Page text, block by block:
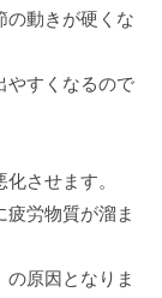
の動きが硬くな
やすくなるので
させます。
労物質が溜ま
の原因となりま